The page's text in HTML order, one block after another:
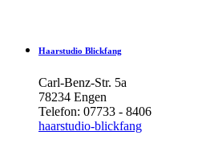
Haarstudio Blickfang
Carl-Benz-Str. 5a
78234 Engen
Telefon: 07733 - 8406
haarstudio-blickfang